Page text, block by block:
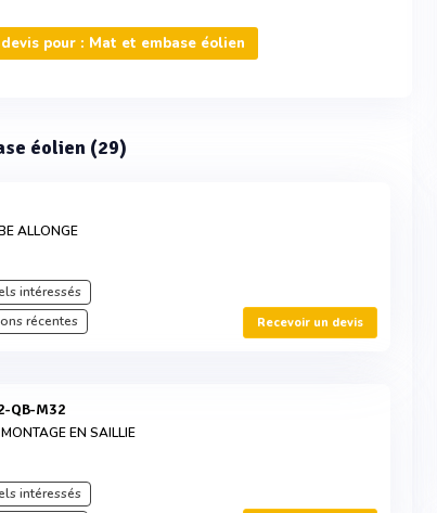
pour : Mat et embase éolien
éolien (29)
ALLONGE
intéressés
récentes Recevoir un devis
QB-M32
EN SAILLIE
intéressés